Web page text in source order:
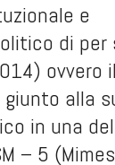
e
di per
ovvero
alla
in una
– 5